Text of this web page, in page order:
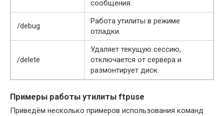
сообщения.
/debug
Работа утилиты в режиме
отладки.
/delete
Удаляет текущую сессию,
отключается от сервера и
размонтирует диск.
Примеры работы утилиты ftpuse
Приведём несколько примеров использования команд